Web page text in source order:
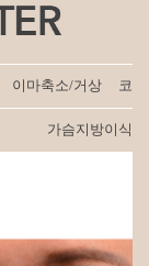
이마축소/거상 코
가슴지방이식